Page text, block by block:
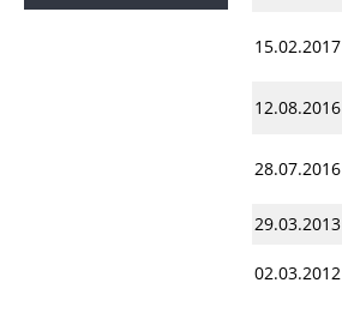
15.02.2017
12.08.2016
28.07.2016
29.03.2013
02.03.2012